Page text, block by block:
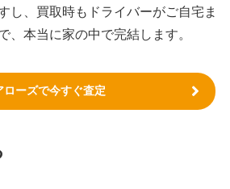
し、買取時もドライバーがご自宅ま
、本当に家の中で完結します。
ローズで今すぐ査定